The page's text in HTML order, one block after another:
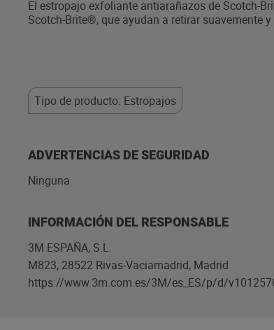
El estropajo exfoliante antiarañazos de Scotch-
Scotch-Brite®, que ayudan a retirar suavemente
atrapada en el estropajo. Elimine rápidamente
Tipo de producto: Estropajos
ADVERTENCIAS DE SEGURIDAD
Ninguna
INFORMACIÓN DEL RESPONSABLE
3M ESPAÑA, S.L.
M823, 28522 Rivas-Vaciamadrid, Madrid
https://www.3m.com.es/3M/es_ES/p/d/